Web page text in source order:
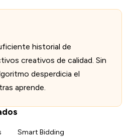
historial de
creativos de calidad. Sin
desperdicia el
aprende.
Smart Bidding